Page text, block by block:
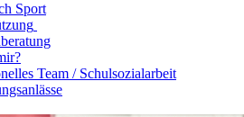
Sport
Team / Schulsozialarbeit